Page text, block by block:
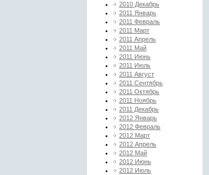
2010 Декабрь
2011 Январь
2011 Февраль
2011 Март
2011 Апрель
2011 Май
2011 Июнь
2011 Июль
2011 Август
2011 Сентябрь
2011 Октябрь
2011 Ноябрь
2011 Декабрь
2012 Январь
2012 Февраль
2012 Март
2012 Апрель
2012 Май
2012 Июнь
2012 Июль